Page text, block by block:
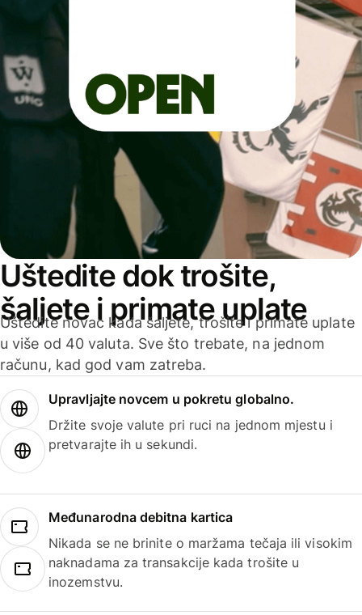
Uštedite dok trošite,
šaljete i primate uplate
Uštedite novac kada šaljete, trošite i primate uplate
u više od 40 valuta. Sve što trebate, na jednom
računu, kad god vam zatreba.
Upravljajte novcem u pokretu globalno.
Držite svoje valute pri ruci na jednom mjestu i
pretvarajte ih u sekundi.
Međunarodna debitna kartica
Nikada se ne brinite o maržama tečaja ili visokim
naknadama za transakcije kada trošite u
inozemstvu.